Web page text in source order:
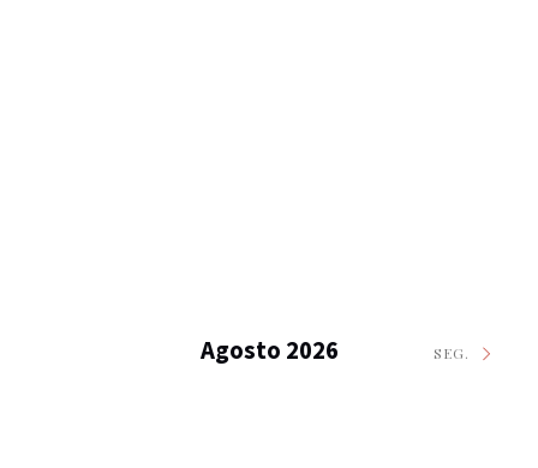
Agosto 2026 SEG.